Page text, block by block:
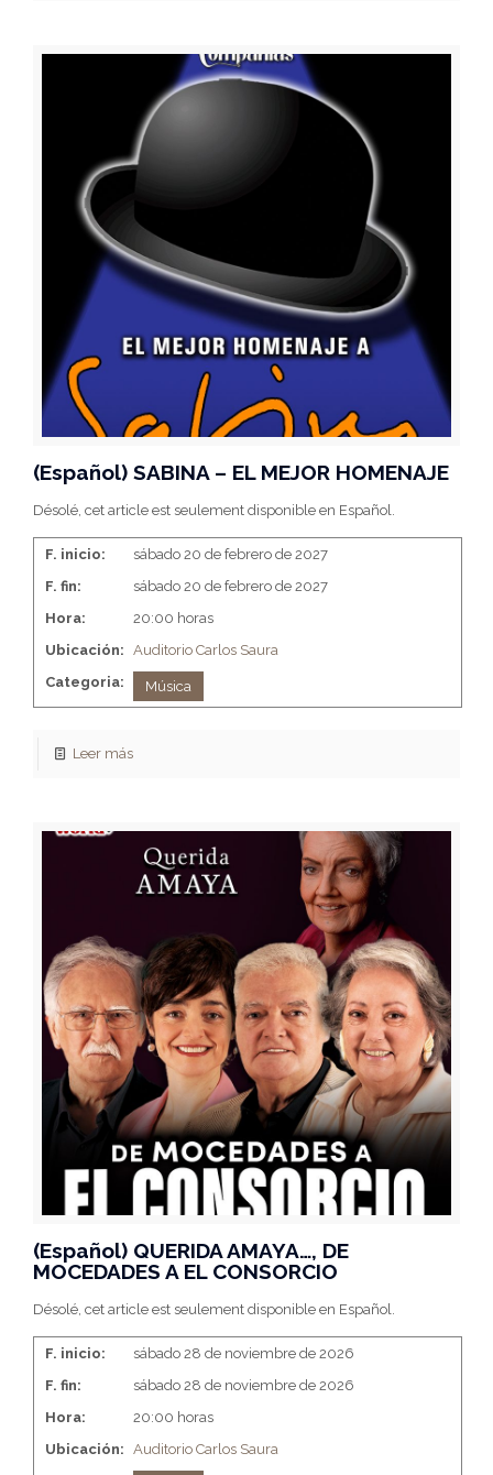
(Español) SABINA – EL MEJOR HOMENAJE
Désolé, cet article est seulement disponible en Español.
F. inicio:
sábado 20 de febrero de 2027
F. fin:
sábado 20 de febrero de 2027
Hora:
20:00 horas
Ubicación: Auditorio Carlos Saura
Categoria:
Música
Leer más
(Español) QUERIDA AMAYA…, DE
MOCEDADES A EL CONSORCIO
Désolé, cet article est seulement disponible en Español.
F. inicio:
sábado 28 de noviembre de 2026
F. fin:
sábado 28 de noviembre de 2026
Hora:
20:00 horas
Ubicación: Auditorio Carlos Saura